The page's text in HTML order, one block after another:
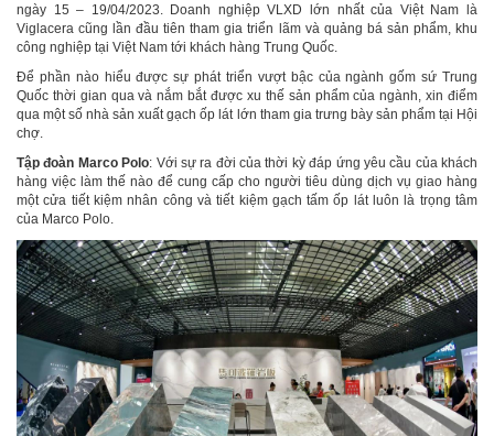
ngày 15 – 19/04/2023. Doanh nghiệp VLXD lớn nhất của Việt Nam là
Viglacera cũng lần đầu tiên tham gia triển lãm và quảng bá sản phẩm, khu
công nghiệp tại Việt Nam tới khách hàng Trung Quốc.
Để phần nào hiểu được sự phát triển vượt bậc của ngành gốm sứ Trung
Quốc thời gian qua và nắm bắt được xu thế sản phẩm của ngành, xin điểm
qua một số nhà sản xuất gạch ốp lát lớn tham gia trưng bày sản phẩm tại Hội
chợ.
Tập đoàn Marco Polo: Với sự ra đời của thời kỳ đáp ứng yêu cầu của khách
hàng việc làm thế nào để cung cấp cho người tiêu dùng dịch vụ giao hàng
một cửa tiết kiệm nhân công và tiết kiệm gạch tấm ốp lát luôn là trọng tâm
của Marco Polo.